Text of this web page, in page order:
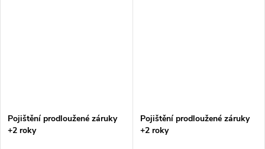
Pojištění prodloužené záruky
+2 roky
Pojištění prodloužené záruky
+2 roky